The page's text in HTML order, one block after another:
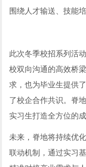
围绕人才输送、技能
此次冬季校招系列活
校双向沟通的高效桥
求，也为毕业生提供
了校企合作共识。脊
实习生打造全方位的成
未来，脊地将持续优
联动机制，通过实习